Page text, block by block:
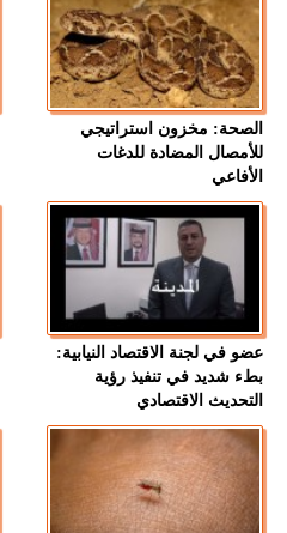
الصحة: مخزون استراتيجي
للأمصال المضادة للدغات
الأفاعي
عضو في لجنة الاقتصاد النيابية:
بطء شديد في تنفيذ رؤية
التحديث الاقتصادي